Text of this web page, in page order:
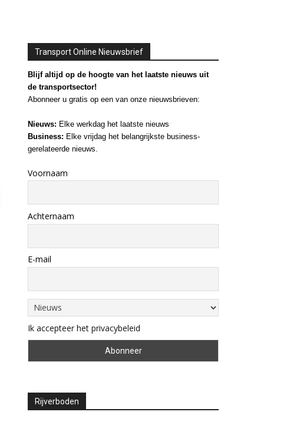
Transport Online Nieuwsbrief
Blijf altijd op de hoogte van het laatste nieuws uit
de transportsector!
Abonneer u gratis op een van onze nieuwsbrieven:
Nieuws: Elke werkdag het laatste nieuws
Business: Elke vrijdag het belangrijkste business-
gerelateerde nieuws.
Voornaam
Achternaam
E-mail
Ik accepteer het privacybeleid
Rijverboden